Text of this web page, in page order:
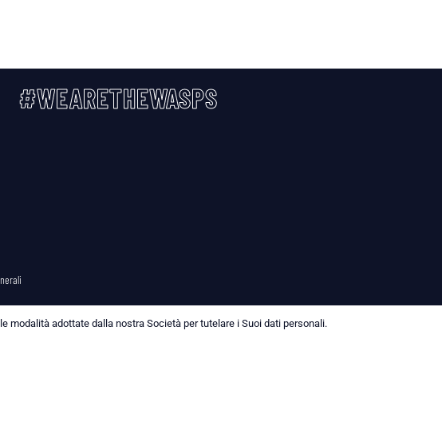
#WEARETHEWASPS
modalità adottate dalla nostra Società per tutelare i Suoi dati personali.